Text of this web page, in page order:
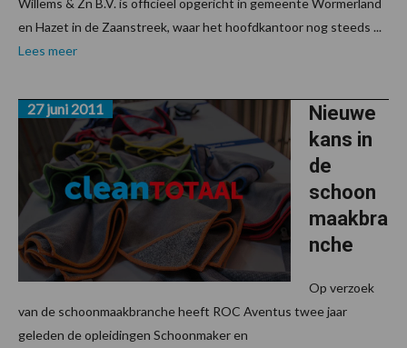
Willems & Zn B.V. is officieel opgericht in gemeente Wormerland
en Hazet in de Zaanstreek, waar het hoofdkantoor nog steeds ...
Lees meer
Nieuwe
kans in
de
schoon
maakbra
nche
27 juni 2011
Op verzoek
van de schoonmaakbranche heeft ROC Aventus twee jaar
geleden de opleidingen Schoonmaker en